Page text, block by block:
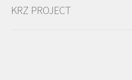
KRZ PROJECT